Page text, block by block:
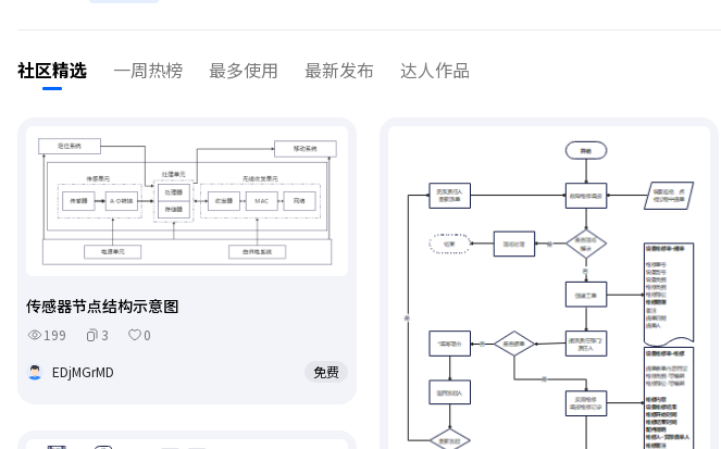
社区精选 一周热榜 最多使用 最新发布 达人作品
传感器节点结构示意图
199 3
0
EDjMGrMD
免费